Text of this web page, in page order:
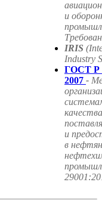
и
IRIS
Industry
ГОСТ Р
2007 -
и
в